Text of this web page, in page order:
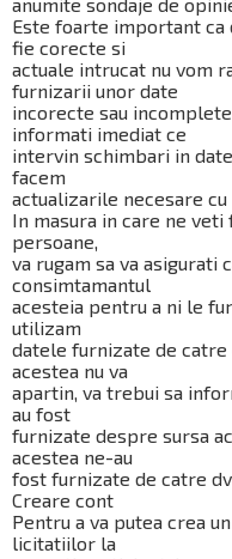
Este foarte important ca
fie corecte si
actuale intrucat nu vom
furnizarii unor date
incorecte sau
informati imediat ce
intervin schimbari in
facem
actualizarile necesare
In masura in care ne
persoane,
va rugam sa va
consimtamantul
acesteia pentru a ni le
utilizam
datele furnizate de catre
acestea nu va
apartin, va trebui sa
au fost
furnizate despre sursa
acestea ne-au
fost furnizate de catre
Creare cont
Pentru a va putea crea
licitatiilor la